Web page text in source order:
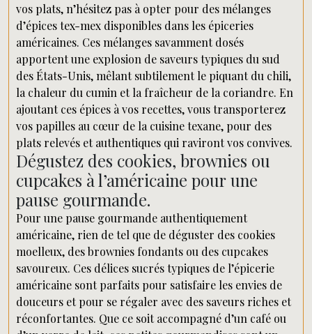
vos plats, n’hésitez pas à opter pour des mélanges
d’épices tex-mex disponibles dans les épiceries
américaines. Ces mélanges savamment dosés
apportent une explosion de saveurs typiques du sud
des États-Unis, mêlant subtilement le piquant du chili,
la chaleur du cumin et la fraîcheur de la coriandre. En
ajoutant ces épices à vos recettes, vous transporterez
vos papilles au cœur de la cuisine texane, pour des
plats relevés et authentiques qui raviront vos convives.
Dégustez des cookies, brownies ou
cupcakes à l’américaine pour une
pause gourmande.
Pour une pause gourmande authentiquement
américaine, rien de tel que de déguster des cookies
moelleux, des brownies fondants ou des cupcakes
savoureux. Ces délices sucrés typiques de l’épicerie
américaine sont parfaits pour satisfaire les envies de
douceurs et pour se régaler avec des saveurs riches et
réconfortantes. Que ce soit accompagné d’un café ou